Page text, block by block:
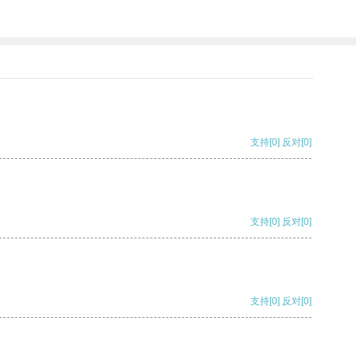
支持[0] 反对[0]
支持[0] 反对[0]
支持[0] 反对[0]